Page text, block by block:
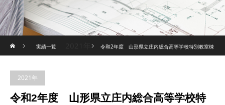
実績一覧
令和2年度 山形県立庄内総合高等学校特別教室棟
2021年
令和2年度 山形県立庄内総合高等学校特